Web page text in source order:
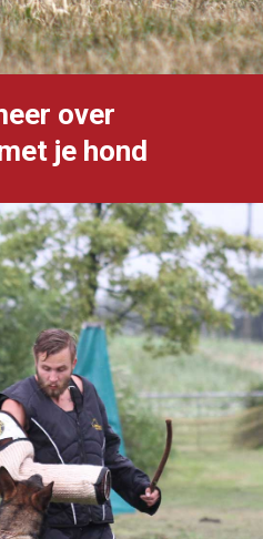
over
je hond